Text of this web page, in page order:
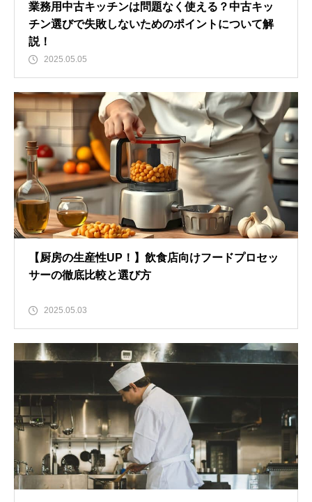
業務用中古キッチンは問題なく使える？中古キッ
チン選びで失敗しないためのポイントについて解
説！
2025.05.05
【厨房の生産性UP！】飲食店向けフードプロセッ
サーの徹底比較と選び方
2025.05.03